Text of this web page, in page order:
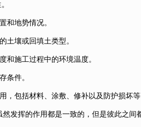
和地势情况。
土壤或回填土类型。
和施工过程中的环境温度。
条件。
，包括材料、涂敷、修补以及防护损坏
然发挥的作用都是一致的，但是彼此之